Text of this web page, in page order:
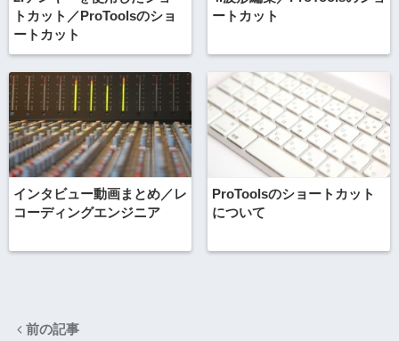
トカット／ProToolsのショ
ートカット
ートカット
インタビュー動画まとめ／レ
コーディングエンジニア
ProToolsのショートカット
について
前の記事